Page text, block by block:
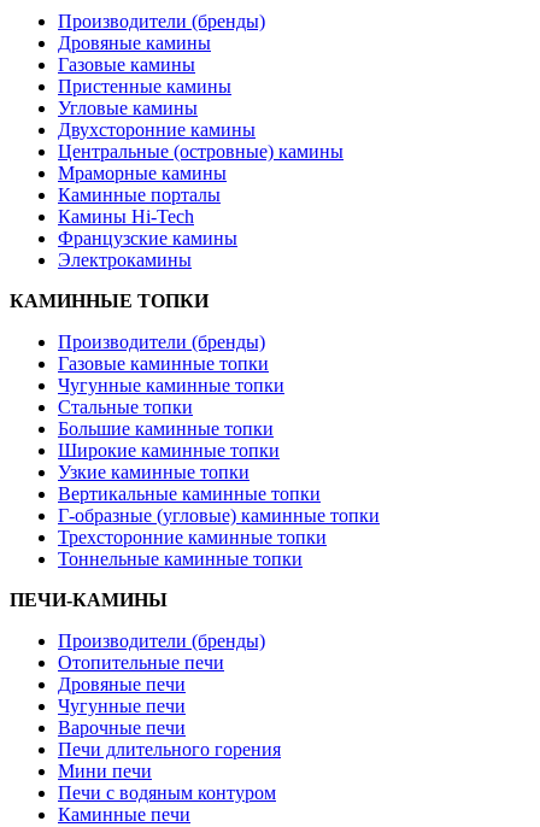
Производители (бренды)
Дровяные камины
Газовые камины
Пристенные камины
Угловые камины
Двухсторонние камины
Центральные (островные) камины
Мраморные камины
Каминные порталы
Камины Hi-Tech
Французские камины
Электрокамины
КАМИННЫЕ ТОПКИ
Производители (бренды)
Газовые каминные топки
Чугунные каминные топки
Стальные топки
Большие каминные топки
Широкие каминные топки
Узкие каминные топки
Вертикальные каминные топки
Г-образные (угловые) каминные топки
Трехсторонние каминные топки
Тоннельные каминные топки
ПЕЧИ-КАМИНЫ
Производители (бренды)
Отопительные печи
Дровяные печи
Чугунные печи
Варочные печи
Печи длительного горения
Мини печи
Печи с водяным контуром
Каминные печи